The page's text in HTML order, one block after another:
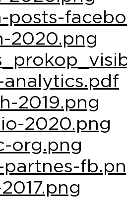
posts-
2020.png
2019.png
2020.png
org.png